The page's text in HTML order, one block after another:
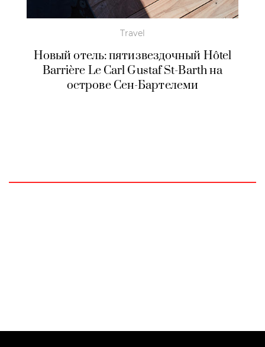
Travel
Новый отель: пятизвездочный Hôtel
Barrière Le Carl Gustaf St-Barth на
острове Сен-Бартелеми